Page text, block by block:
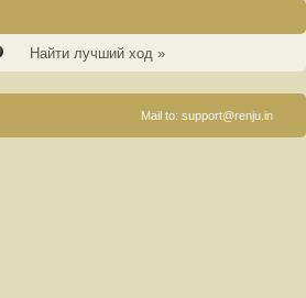
Найти лучший ход »
Mail to: support@renju.in